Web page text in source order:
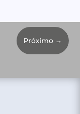
Próximo→